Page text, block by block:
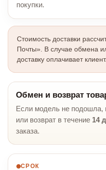
покупки.
Стоимость доставки
Почты». В случае обмена
доставку оплачивает клиент.
Обмен и возврат
Если модель не
или возврат в течение 14
заказа.
СРОК